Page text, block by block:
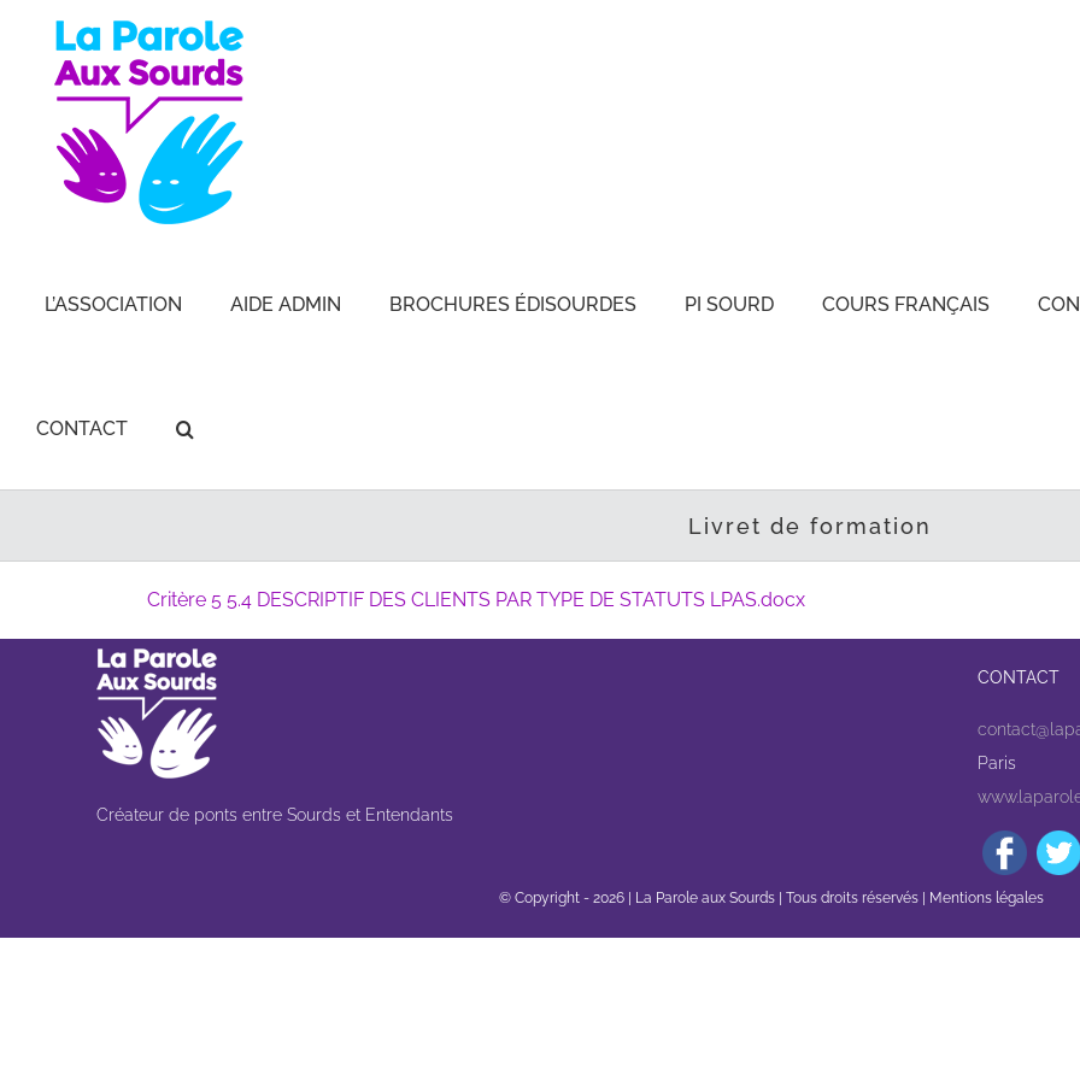
contenu
L’ASSOCIATION AIDE ADMIN BROCHURES ÉDISOURDES PI SOURD COURS FRANÇAIS
CONTACT
Livret de formation
Critère 5 5.4 DESCRIPTIF DES CLIENTS PAR TYPE DE STATUTS LPAS.docx
Créateur de ponts entre Sourds et Entendants
CONTACT
Paris
© Copyright - 2026 | La Parole aux Sourds | Tous droits réservés | Mentions légales